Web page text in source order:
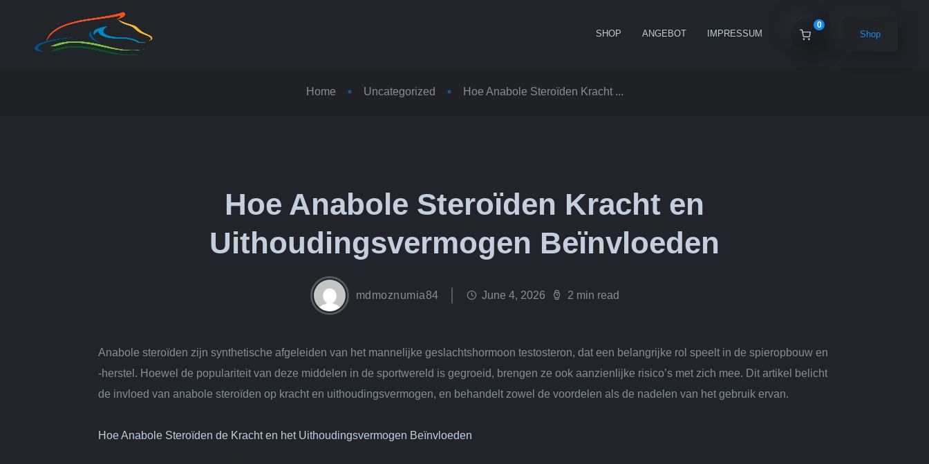
SHOP ANGEBOT IMPRESSUM
0
Shop
Home Uncategorized Hoe Anabole Steroïden Kracht ...
Hoe Anabole Steroïden Kracht en
Uithoudingsvermogen Beïnvloeden
mdmoznumia84 June 4, 2026 2 min read
Anabole steroïden zijn synthetische afgeleiden van het mannelijke geslachtshormoon testosteron, dat een belangrijke rol speelt in de spieropbouw en
-herstel. Hoewel de populariteit van deze middelen in de sportwereld is gegroeid, brengen ze ook aanzienlijke risico’s met zich mee. Dit artikel belicht
de invloed van anabole steroïden op kracht en uithoudingsvermogen, en behandelt zowel de voordelen als de nadelen van het gebruik ervan.
Hoe Anabole Steroïden de Kracht en het Uithoudingsvermogen Beïnvloeden